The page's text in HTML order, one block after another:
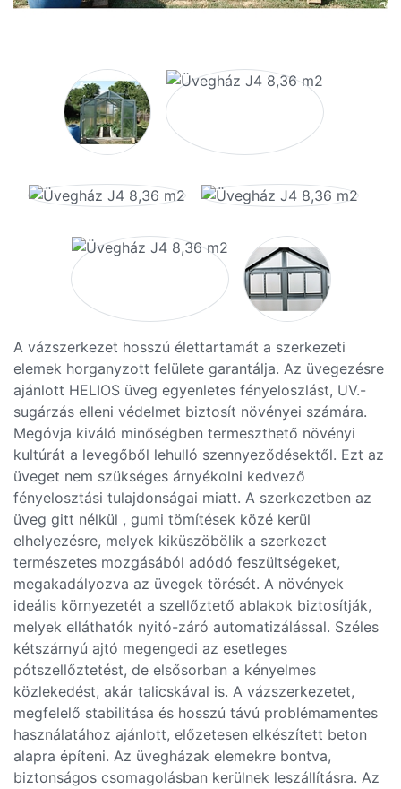
A vázszerkezet hosszú élettartamát a szerkezeti
elemek horganyzott felülete garantálja. Az üvegezésre
ajánlott HELIOS üveg egyenletes fényeloszlást, UV.-
sugárzás elleni védelmet biztosít növényei számára.
Megóvja kiváló minőségben termeszthető növényi
kultúrát a levegőből lehulló szennyeződésektől. Ezt az
üveget nem szükséges árnyékolni kedvező
fényelosztási tulajdonságai miatt. A szerkezetben az
üveg gitt nélkül , gumi tömítések közé kerül
elhelyezésre, melyek kiküszöbölik a szerkezet
természetes mozgásából adódó feszültségeket,
megakadályozva az üvegek törését. A növények
ideális környezetét a szellőztető ablakok biztosítják,
melyek elláthatók nyitó-záró automatizálással. Széles
kétszárnyú ajtó megengedi az esetleges
pótszellőztetést, de elsősorban a kényelmes
közlekedést, akár talicskával is. A vázszerkezetet,
megfelelő stabilitása és hosszú távú problémamentes
használatához ajánlott, előzetesen elkészített beton
alapra építeni. Az üvegházak elemekre bontva,
biztonságos csomagolásban kerülnek leszállításra. Az